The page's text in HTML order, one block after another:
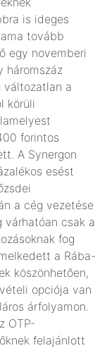
is ideges
tovább
egy novemberi
háromszáz
változatlan a
körüli
forintos
A Synergon
esést
a cég vezetése
csak a
fog
a Rába-
köszönhetően,
opciója van
árfolyamon.
OTP-
felajánlott